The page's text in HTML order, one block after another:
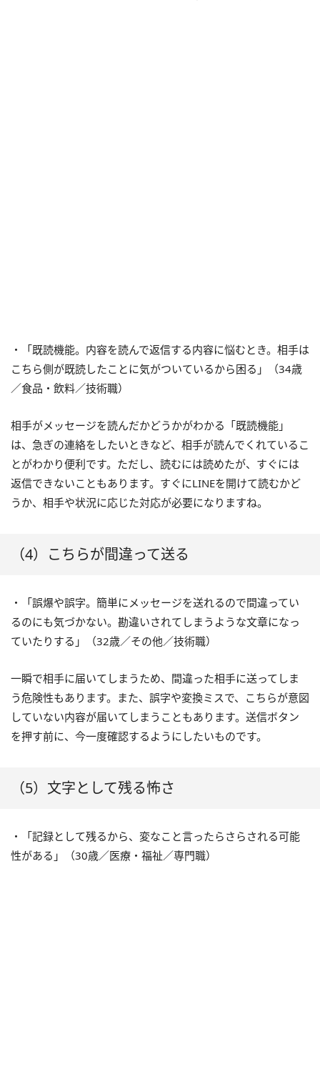
・「既読機能。内容を読んで返信する内容に悩むとき。相手は
こちら側が既読したことに気がついているから困る」（34歳
／食品・飲料／技術職）
相手がメッセージを読んだかどうかがわかる「既読機能」
は、急ぎの連絡をしたいときなど、相手が読んでくれているこ
とがわかり便利です。ただし、読むには読めたが、すぐには
返信できないこともあります。すぐにLINEを開けて読むかど
うか、相手や状況に応じた対応が必要になりますね。
（4）こちらが間違って送る
・「誤爆や誤字。簡単にメッセージを送れるので間違ってい
るのにも気づかない。勘違いされてしまうような文章になっ
ていたりする」（32歳／その他／技術職）
一瞬で相手に届いてしまうため、間違った相手に送ってしま
う危険性もあります。また、誤字や変換ミスで、こちらが意図
していない内容が届いてしまうこともあります。送信ボタン
を押す前に、今一度確認するようにしたいものです。
（5）文字として残る怖さ
・「記録として残るから、変なこと言ったらさらされる可能
性がある」（30歳／医療・福祉／専門職）